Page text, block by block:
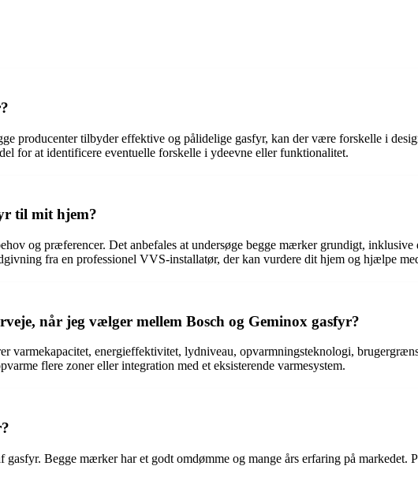
producenter tilbyder effektive og pålidelige gasfyr, kan der være forskelle i
for at identificere eventuelle forskelle i ydeevne eller funktionalitet.
til mit hjem?
og præferencer. Det anbefales at undersøge begge mærker grundigt, inklusive
fra en professionel VVS-installatør, der kan vurdere dit hjem og hjælpe
når jeg vælger mellem Bosch og Geminox gasfyr?
energieffektivitet, lydniveau, opvarmningsteknologi,
flere zoner eller integration med et eksisterende varmesystem.
Begge mærker har et godt omdømme og mange års erfaring på markedet.